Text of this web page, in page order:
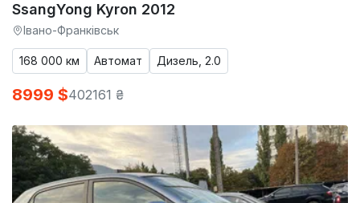
SsangYong Kyron 2012
Івано-Франківськ
168 000 км Автомат Дизель, 2.0
8999 $402161 ₴